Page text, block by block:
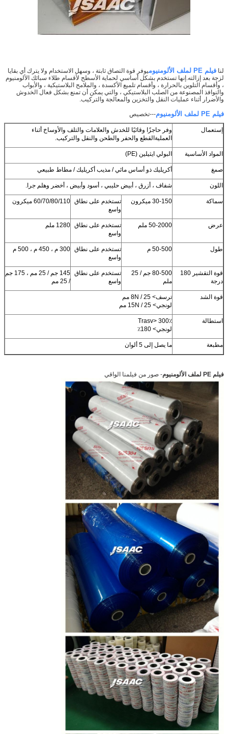
لنا فيلم PE لملف الألومنيوم
يوفر قوة التصاق ثابتة ، وسهل الاستخدام ولا يترك أي بقايا
لزجة بعد إزالته.إنها تستخدم بشكل أساسي لحماية الأسطح لأقسام طلاء سبائك الألومنيوم
، وأقسام التلوين بالحرارة ، وأقسام تلميع الأكسدة ، والملامح البلاستيكية ، والأبواب
والنوافذ المصنوعة من الصلب البلاستيكي ، والتي يمكن أن تمنع بشكل فعال الخدوش
والأضرار أثناء عمليات النقل والتخزين والمعالجة والتركيب.
فيلم PE لملف الألومنيوم ---تخصيص
إستعمال
وفر حاجزًا وقائيًا للخدش والعلامات والتلف والأوساخ أثناء
العمليةالقطع والحفر والطحن والنقل والتركيب.
المواد الأساسية البولي ايثيلين (PE)
صمغ أكريليك ذو أساس مائي / مذيب أكريليك / مطاط طبيعي
اللون شفاف ، أزرق ، أبيض حليبي ، أسود وأبيض ، أخضر وهلم جرا.
سماكة 30-150 ميكرون
تستخدم على نطاق
واسع
60/70/80/110 ميكرون
عرض 50-2000 ملم
تستخدم على نطاق
واسع
1280 ملم
طول 50-500 م
تستخدم على نطاق
واسع
300 م ، 450 م ، 500 م
قوة التقشير 180
درجة
80-500 جم / 25
ملم
تستخدم على نطاق
واسع
145 جم / 25 مم ، 175 جم
/ 25 مم
قوة الشد
ترسف> 8N / 25 مم
لونجي> 15N / 25 مم
استطالة
Trasv> 300٪
لونجي> 180٪
مطبعة ما يصل إلى 5 ألوان
فيلم PE لملف الألومنيوم - صور من فيلمنا الواقي